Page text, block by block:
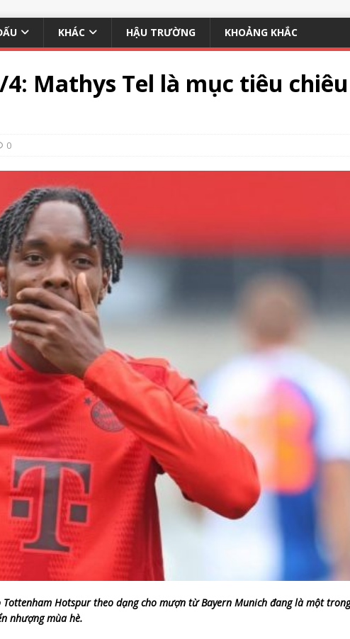
KHÁC HẬU TRƯỜNG KHOẢNG KHẮC
Mathys Tel là mục tiêu
0
Hotspur theo dạng cho mượn từ Bayern Munich đang là một
nhượng mùa hè.